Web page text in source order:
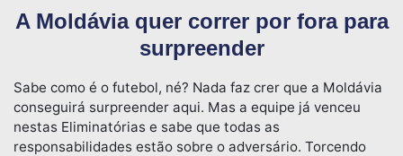
A Moldávia quer correr por fora para
surpreender
Sabe como é o futebol, né? Nada faz crer que a Moldávia
conseguirá surpreender aqui. Mas a equipe já venceu
nestas Eliminatórias e sabe que todas as
responsabilidades estão sobre o adversário. Torcendo